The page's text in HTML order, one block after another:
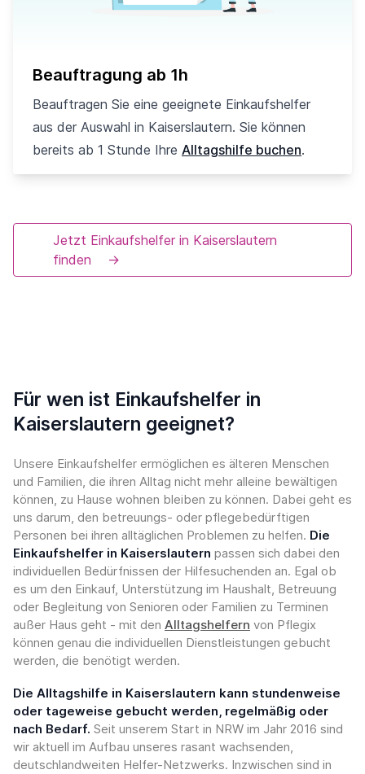
Beauftragung ab 1h
Beauftragen Sie eine geeignete Einkaufshelfer
aus der Auswahl in Kaiserslautern. Sie können
bereits ab 1 Stunde Ihre Alltagshilfe buchen.
Jetzt Einkaufshelfer in Kaiserslautern
finden
→
Für wen ist Einkaufshelfer in
Kaiserslautern geeignet?
Unsere Einkaufshelfer ermöglichen es älteren Menschen
und Familien, die ihren Alltag nicht mehr alleine bewältigen
können, zu Hause wohnen bleiben zu können. Dabei geht es
uns darum, den betreuungs- oder pflegebedürftigen
Personen bei ihren alltäglichen Problemen zu helfen. Die
Einkaufshelfer in Kaiserslautern passen sich dabei den
individuellen Bedürfnissen der Hilfesuchenden an. Egal ob
es um den Einkauf, Unterstützung im Haushalt, Betreuung
oder Begleitung von Senioren oder Familien zu Terminen
außer Haus geht - mit den Alltagshelfern von Pflegix
können genau die individuellen Dienstleistungen gebucht
werden, die benötigt werden.
Die Alltagshilfe in Kaiserslautern kann stundenweise
oder tageweise gebucht werden, regelmäßig oder
nach Bedarf. Seit unserem Start in NRW im Jahr 2016 sind
wir aktuell im Aufbau unseres rasant wachsenden,
deutschlandweiten Helfer-Netzwerks. Inzwischen sind in